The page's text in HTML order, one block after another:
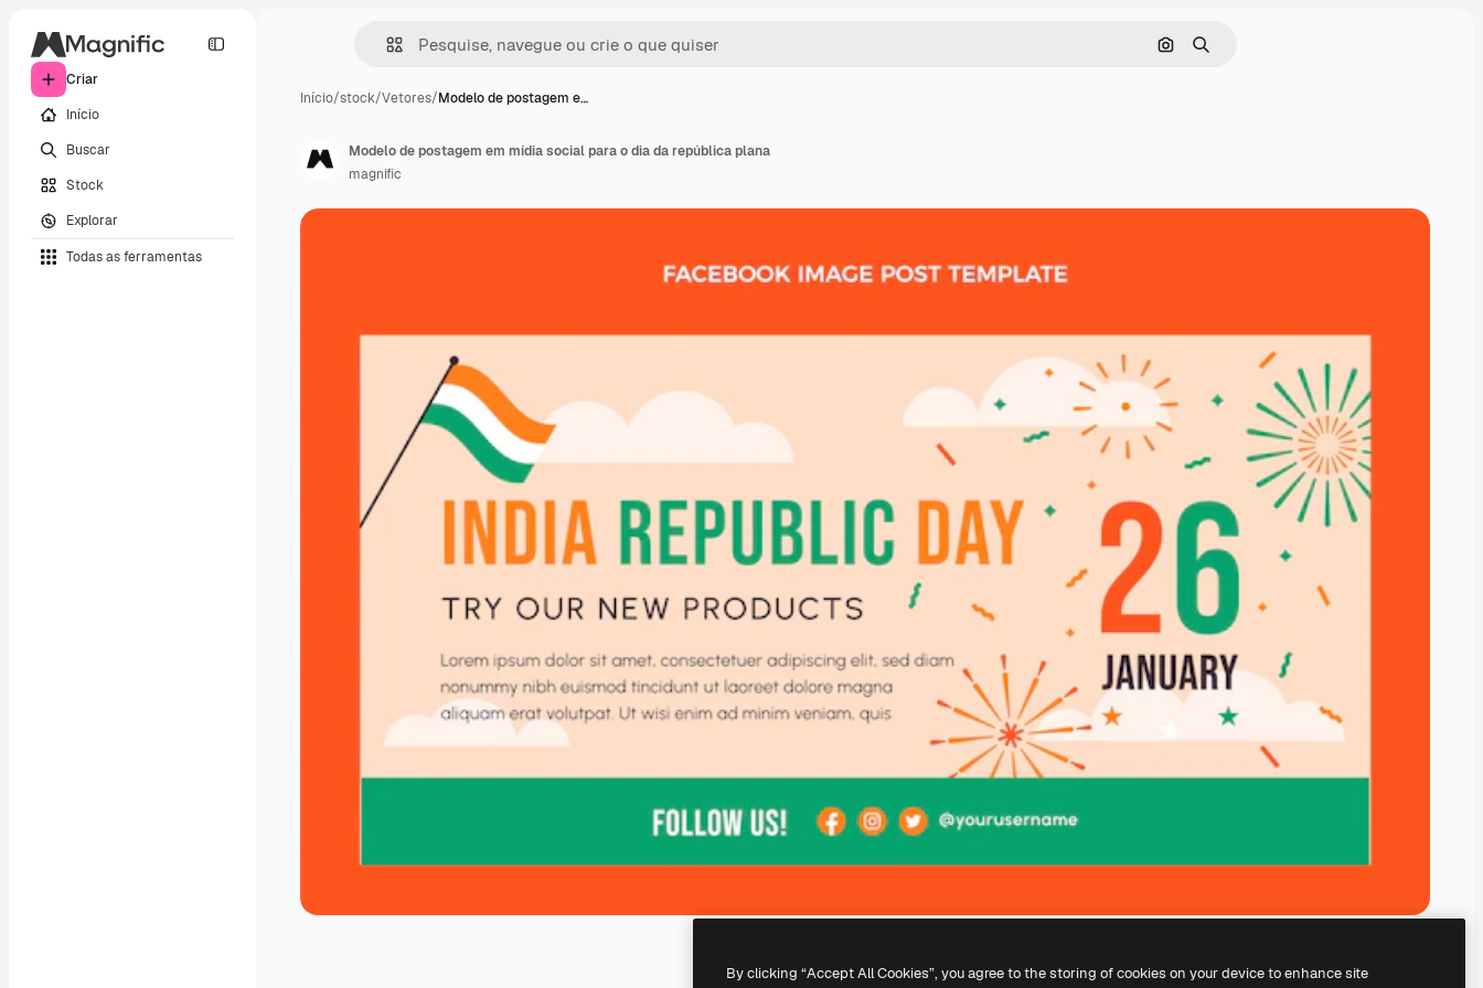
Criar
Início
Buscar
Stock
Explorar
Todas as ferramentas
Pesquisar por imagem
Buscar
Início/stock/Vetores/Modelo de postagem e…
Modelo de postagem em mídia social para o dia da república plana
magnific
By clicking “Accept All Cookies”, you agree to the storing of cookies on your device to enhance site